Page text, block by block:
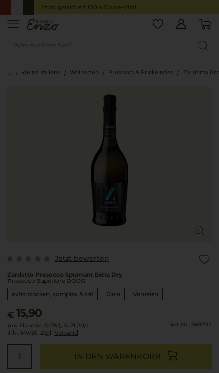
Enzo garantiert 100% Dolce-Vita!
Weine Italiens Weinarten Prosecco & Prickelndes Zardetto
Jetzt bewerten
Zardetto Prosecco Spumant Extra Dry
Prosecco Superiore DOCG
extra trocken, komplex & reif
Glera Venetien
€ 15,90
pro Flasche (0.75l), € 21,20/L
inkl. MwSt. zzgl. Versand
Art.Nr. 669392
IN DEN WARENKORB